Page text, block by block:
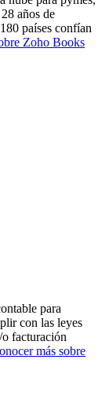
años de
países confían
Zoho Books
para
con las leyes
facturación
más sobre